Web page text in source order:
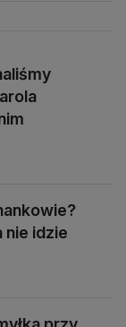
nie idzie